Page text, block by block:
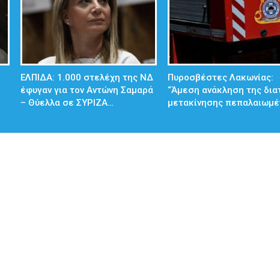
ΕΛΠΙΔΑ: 1.000 στελέχη της ΝΔ
έφυγαν για τον Αντώνη Σαμαρά
– Θύελλα σε ΣΥΡΙΖΑ…
Πυροσβέστες Λακωνίας:
“Άμεση ανάκληση της
μετακίνησης